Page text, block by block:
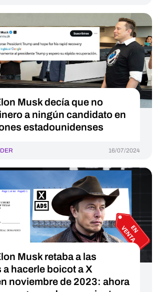
Musk decía que no
a ningún candidato en
estadounidenses
16/07/2024
Musk retaba a las
a hacerle boicot a X
noviembre de 2023: ahora